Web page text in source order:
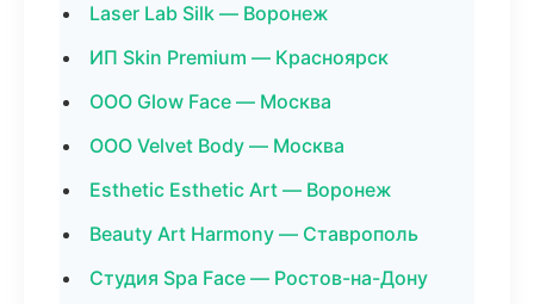
Laser Lab Silk — Воронеж
ИП Skin Premium — Красноярск
ООО Glow Face — Москва
ООО Velvet Body — Москва
Esthetic Esthetic Art — Воронеж
Beauty Art Harmony — Ставрополь
Студия Spa Face — Ростов-на-Дону